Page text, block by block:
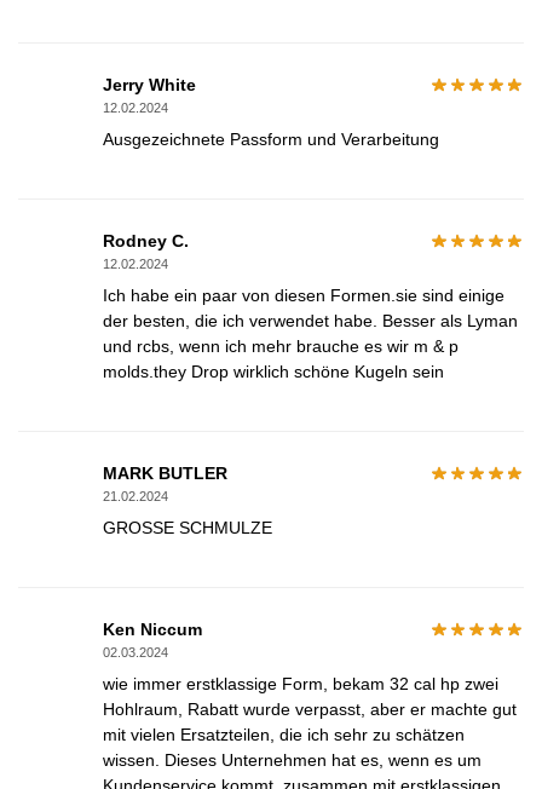
Jerry White
12.02.2024
Ausgezeichnete Passform und Verarbeitung
Rodney C.
12.02.2024
Ich habe ein paar von diesen Formen.sie sind einige
der besten, die ich verwendet habe. Besser als Lyman
und rcbs, wenn ich mehr brauche es wir m & p
molds.they Drop wirklich schöne Kugeln sein
MARK BUTLER
21.02.2024
GROSSE SCHMULZE
Ken Niccum
02.03.2024
wie immer erstklassige Form, bekam 32 cal hp zwei
Hohlraum, Rabatt wurde verpasst, aber er machte gut
mit vielen Ersatzteilen, die ich sehr zu schätzen
wissen. Dieses Unternehmen hat es, wenn es um
Kundenservice kommt, zusammen mit erstklassigen